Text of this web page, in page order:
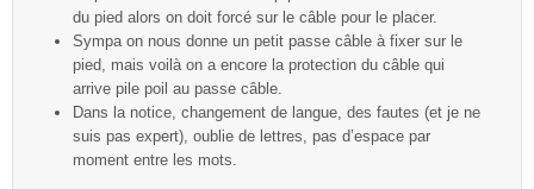
du pied alors on doit forcé sur le câble pour le placer.
Sympa on nous donne un petit passe câble à fixer sur le
pied, mais voilà on a encore la protection du câble qui
arrive pile poil au passe câble.
Dans la notice, changement de langue, des fautes (et je ne
suis pas expert), oublie de lettres, pas d’espace par
moment entre les mots.